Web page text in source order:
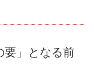
要」となる前